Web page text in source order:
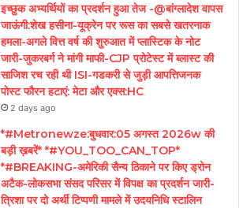
इच्छुक अभ्यर्थियों का प्रदर्शन हुआ तेज -@बांग्लादेश वापस
जाऊंगी:शेख हसीना-यूक्रेन पर रूस का सबसे खतरनाक
हमला-अगले वित्त वर्ष की शुरुआत में प्लास्टिक के नोट
जारी-जुकरबर्ग ने मांगी माफी-CJP प्रोटेस्ट में ब्लास्ट की
साजिश रच रही थी ISI-गडकरी से जुड़ी आपत्तिजनक
पोस्ट फौरन हटाएं: मेटा और एक्स:HC
2 days ago
*#Metronewze:बुधवार:05 अगस्त 2026w की
बड़ी ख़बरें* *#YOU_TOO_CAN_TOP*
*#BREAKING-अमेरिकी सैन्य ठिकाने पर किए ड्रोन
अटैक-लोकसभा संसद परिसर में विपक्ष का प्रदर्शन जारी-
त्रिशा पर दो अर्थी टिप्पणी मामले में उदयनिधि स्टालिन